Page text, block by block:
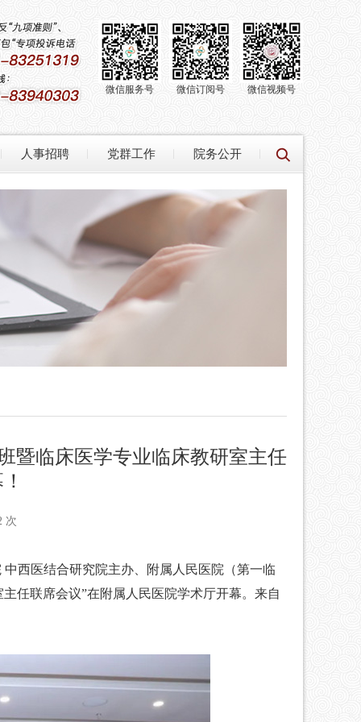
微信视频号
微信订阅号
微信服务号
人事招聘 党群工作 院务公开
临床医学专业临床教研室主任
次
西医结合研究院主办、附属人民医院（第一临
任联席会议”在附属人民医院学术厅开幕。来自